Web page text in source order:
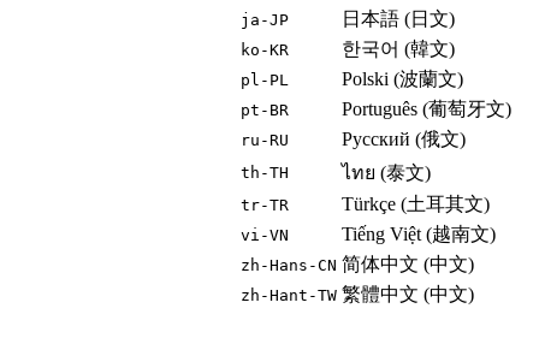
ja-JP 日本語 (日文)
ko-KR 한국어 (韓文)
pl-PL Polski (波蘭文)
pt-BR Português (葡萄牙文)
ru-RU Русский (俄文)
th-TH ไทย (泰文)
tr-TR Türkçe (土耳其文)
vi-VN Tiếng Việt (越南文)
zh-Hans-CN 简体中文 (中文)
zh-Hant-TW 繁體中文 (中文)